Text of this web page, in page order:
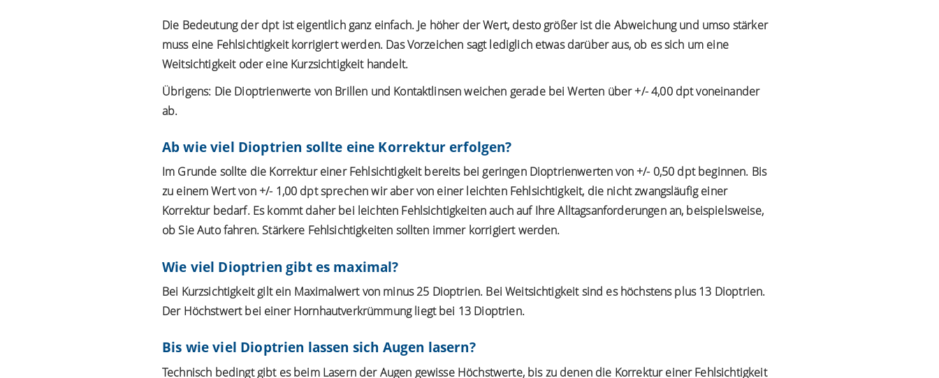
Die Bedeutung der dpt ist eigentlich ganz einfach. Je höher der Wert, desto größer ist die Abweichung und umso stärker
muss eine Fehlsichtigkeit korrigiert werden. Das Vorzeichen sagt lediglich etwas darüber aus, ob es sich um eine
Weitsichtigkeit oder eine Kurzsichtigkeit handelt.
Übrigens: Die Dioptrienwerte von Brillen und Kontaktlinsen weichen gerade bei Werten über +/- 4,00 dpt voneinander
ab.
Ab wie viel Dioptrien sollte eine Korrektur erfolgen?
Im Grunde sollte die Korrektur einer Fehlsichtigkeit bereits bei geringen Dioptrienwerten von +/- 0,50 dpt beginnen. Bis
zu einem Wert von +/- 1,00 dpt sprechen wir aber von einer leichten Fehlsichtigkeit, die nicht zwangsläufig einer
Korrektur bedarf. Es kommt daher bei leichten Fehlsichtigkeiten auch auf Ihre Alltagsanforderungen an, beispielsweise,
ob Sie Auto fahren. Stärkere Fehlsichtigkeiten sollten immer korrigiert werden.
Wie viel Dioptrien gibt es maximal?
Bei Kurzsichtigkeit gilt ein Maximalwert von minus 25 Dioptrien. Bei Weitsichtigkeit sind es höchstens plus 13 Dioptrien.
Der Höchstwert bei einer Hornhautverkrümmung liegt bei 13 Dioptrien.
Bis wie viel Dioptrien lassen sich Augen lasern?
Technisch bedingt gibt es beim Lasern der Augen gewisse Höchstwerte, bis zu denen die Korrektur einer Fehlsichtigkeit